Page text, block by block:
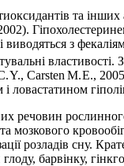
та
виводяться з
Y., Carsten M. E.,
речовин
розладів сну.
барвінку,